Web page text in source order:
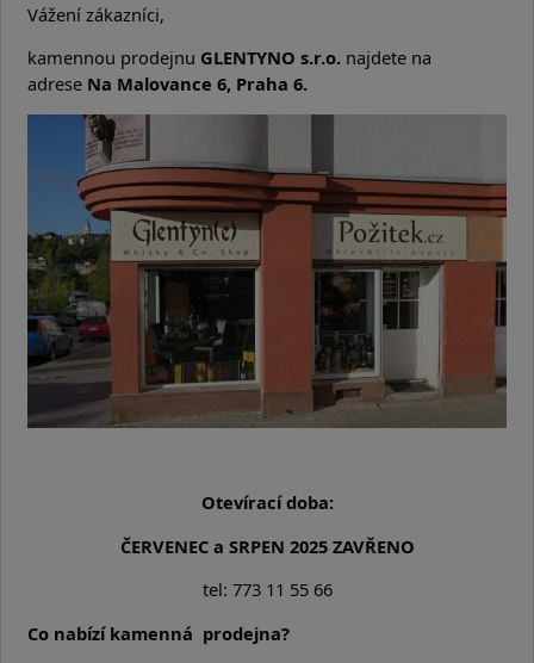
Vážení zákazníci,
kamennou prodejnu GLENTYNO s.r.o. najdete na
adrese Na Malovance 6, Praha 6.
Otevírací doba:
ČERVENEC a SRPEN 2025 ZAVŘENO
tel: 773 11 55 66
Co nabízí kamenná prodejna?